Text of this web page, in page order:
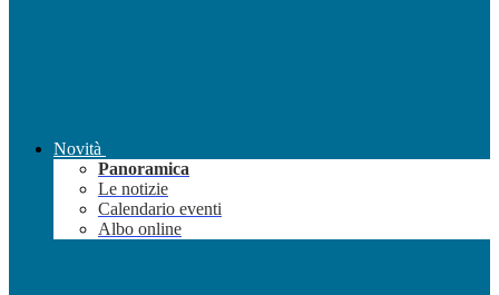
Novità
Panoramica
Le notizie
Calendario eventi
Albo online